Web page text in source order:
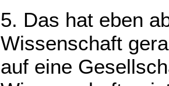
5. Das hat eben
Wissenschaft
auf eine